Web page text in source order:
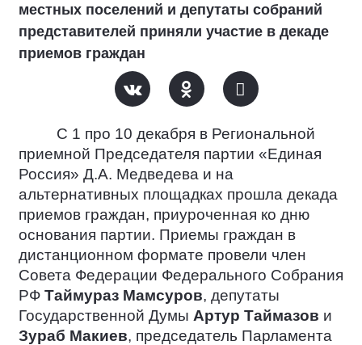
местных поселений и депутаты собраний
представителей приняли участие в декаде
приемов граждан
С 1 про 10 декабря в Региональной
приемной Председателя партии «Единая
Россия» Д.А. Медведева и на
альтернативных площадках прошла декада
приемов граждан, приуроченная ко дню
основания партии. Приемы граждан в
дистанционном формате провели член
Совета Федерации Федерального Собрания
РФ Таймураз Мамсуров, депутаты
Государственной Думы Артур Таймазов и
Зураб Макиев, председатель Парламента